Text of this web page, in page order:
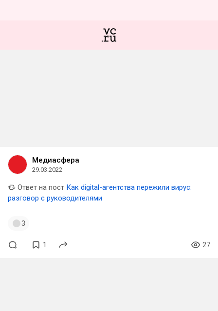
Медиасфера
29.03.2022
Ответ на пост Как digital-агентства пережили вирус:
разговор с руководителями
3
1 27